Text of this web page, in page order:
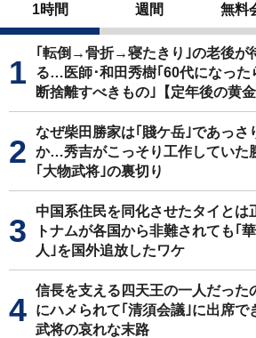
1時間 週間 無料
｢転倒→骨折→寝たきり｣の老後が
る…医師･和田秀樹｢60代になった
断捨離すべきもの｣【定年後の黄金
なぜ柴田勝家は｢賤ケ岳｣であっさ
か…秀吉がこっそり工作していた
｢大物武将｣の裏切り
中国系住民を同化させたタイと
トナムが各国から非難されても｢
人｣を国外追放したワケ
信長を支える四天王の一人だっ
にハメられて｢清須会議｣に出席で
武将の哀れな末路